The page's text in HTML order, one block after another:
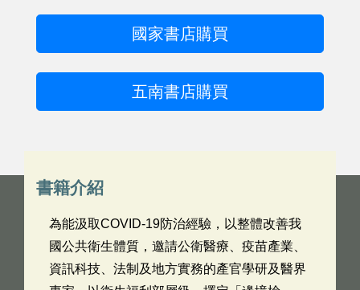
國家書店購買
五南書店購買
書籍介紹
為能汲取COVID-19防治經驗，以整體改善我
國公共衛生體質，邀請公衛醫療、疫苗產業、
資訊科技、法制及地方實務的產官學研及醫界